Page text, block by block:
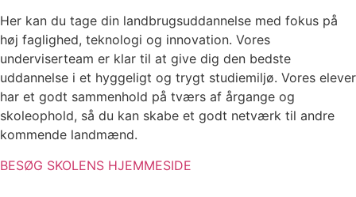
Her kan du tage din landbrugsuddannelse med fokus på
høj faglighed, teknologi og innovation. Vores
underviserteam er klar til at give dig den bedste
uddannelse i et hyggeligt og trygt studiemiljø. Vores elever
har et godt sammenhold på tværs af årgange og
skoleophold, så du kan skabe et godt netværk til andre
kommende landmænd.
BESØG SKOLENS HJEMMESIDE